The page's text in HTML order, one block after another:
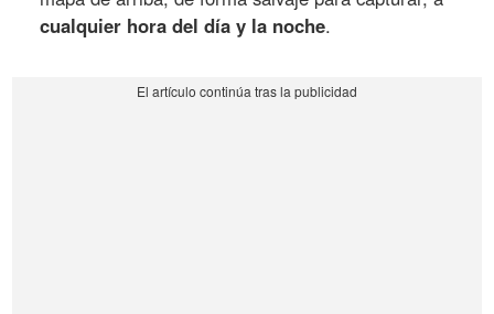
cualquier hora del día y la noche.